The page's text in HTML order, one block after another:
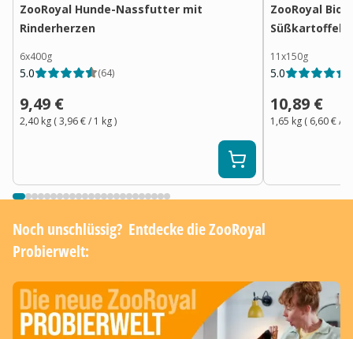
ZooRoyal Hunde-Nassfutter mit
Rinderherzen
6x400g
5.0 (64)
9,49 €
2,40 kg (3,96 €/ 1 kg)
ZooRoyal Bio
Süßkartoffel
11x150g
5.0
10,89 €
1,65 kg ( 6,60 €/ 1
Noch unschlüssig? ​ Entdecke die ZooRoyal
Probierwelt: